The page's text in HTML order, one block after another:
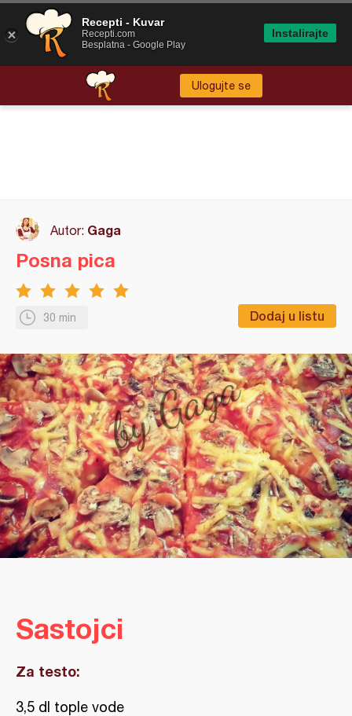
Ulogujte se
Autor: Gaga
30 min Dodaj u listu
Posna pica
Sastojci
Za testo:
3,5 dl tople vode
Recepti - Kuvar
Recepti.com
Besplatna - Google Play
Instalirajte